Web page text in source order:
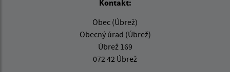
Kontakt:
Obec (Úbrež)
Obecný úrad (Úbrež)
Úbrež 169
072 42 Úbrež